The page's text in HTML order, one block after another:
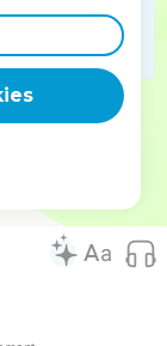
derrière sur toi,
que tu
tous les
dans le pays